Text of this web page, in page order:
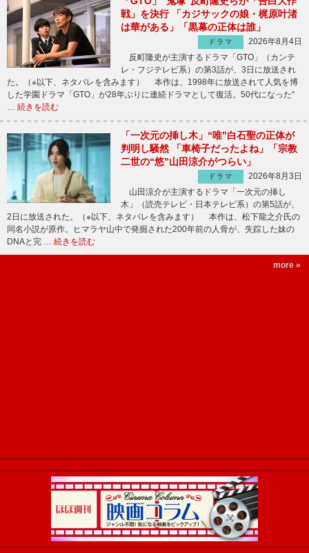
戦」を決行 「カジサックの娘・梶原叶渚
は華がある」「黒幕の正体は誰」
ドラマ
2026年8月4日
反町隆史が主演するドラマ「GTO」（カンテ
レ・フジテレビ系）の第3話が、3日に放送され
た。（※以下、ネタバレを含みます） 本作は、1998年に放送されて人気を博
した学園ドラマ「GTO」が28年ぶりに連続ドラマとして復活。50代になった“
続きを読む
「一次元の挿し木」“唯”白石聖の正体が
判明し騒然 「車椅子だったよね」「宗教
二世の“悠”山田涼介がつらい」
ドラマ
2026年8月3日
山田涼介が主演するドラマ「一次元の挿し
木」（読売テレビ・日本テレビ系）の第5話が、
2日に放送された。（※以下、ネタバレを含みます） 本作は、松下龍之介氏の
同名小説が原作。ヒマラヤ山中で発掘された200年前の人骨が、失踪した妹の
DNAと完 … 続きを読む
more »